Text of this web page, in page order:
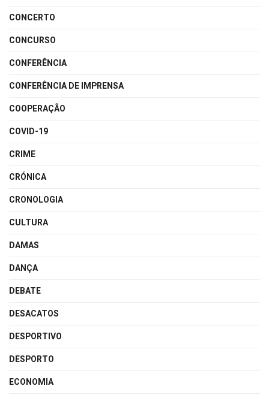
CONCERTO
CONCURSO
CONFERÊNCIA
CONFERÊNCIA DE IMPRENSA
COOPERAÇÃO
COVID-19
CRIME
CRÓNICA
CRONOLOGIA
CULTURA
DAMAS
DANÇA
DEBATE
DESACATOS
DESPORTIVO
DESPORTO
ECONOMIA